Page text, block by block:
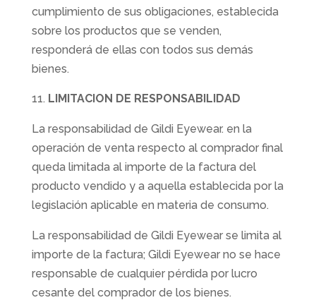
cumplimiento de sus obligaciones, establecida
sobre los productos que se venden,
responderá de ellas con todos sus demás
bienes.
LIMITACION DE RESPONSABILIDAD
La responsabilidad de Gildi Eyewear. en la
operación de venta respecto al comprador final
queda limitada al importe de la factura del
producto vendido y a aquella establecida por la
legislación aplicable en materia de consumo.
La responsabilidad de Gildi Eyewear se limita al
importe de la factura; Gildi Eyewear no se hace
responsable de cualquier pérdida por lucro
cesante del comprador de los bienes.